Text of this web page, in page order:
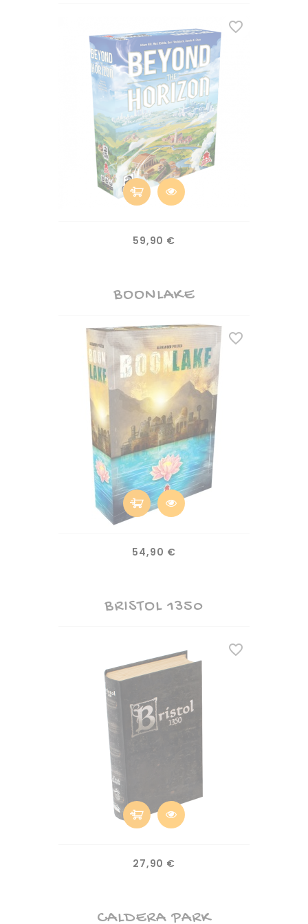
59,90 €
favorite_border
BOONLAKE
54,90 €Prix
favorite_border
BRISTOL 1350
27,90 €
favorite_border
CALDERA PARK